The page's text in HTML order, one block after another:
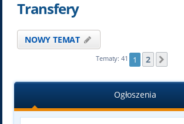
Transfery
NOWY TEMAT
Tematy: 41 1 2
Ogłoszenia